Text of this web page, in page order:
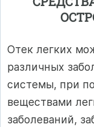
Отек легких
различных
системы, при
веществами
заболеваний,